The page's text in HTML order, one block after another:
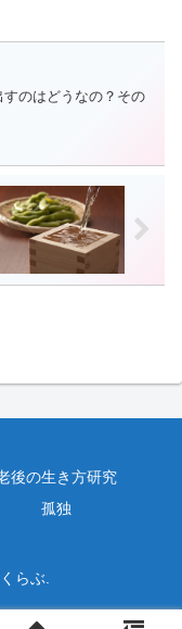
のはどうなの？その
後の生き方研究
孤独
らぶ.